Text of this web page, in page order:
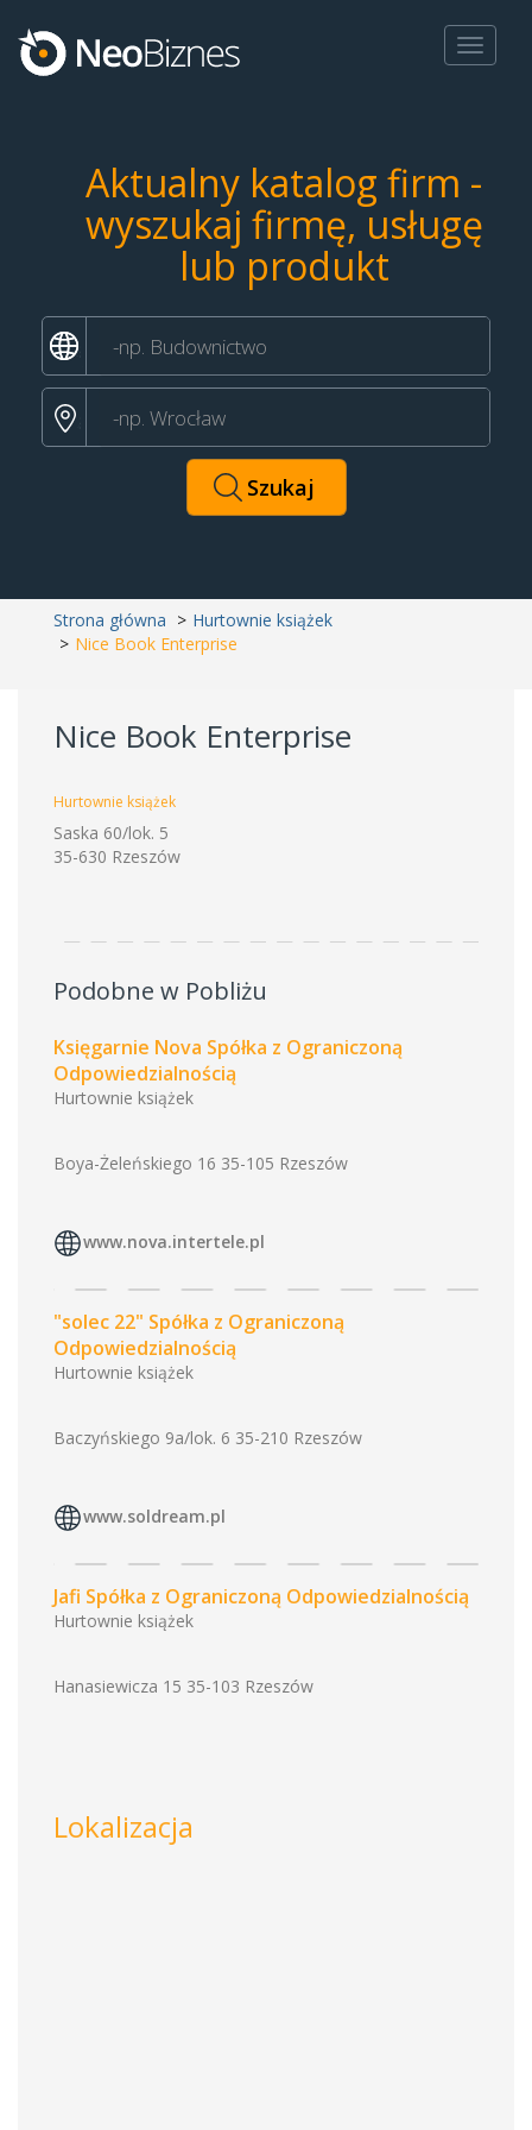
Toggle
Aktualny katalog firm -
wyszukaj firmę, usługę
lub produkt
Strona główna
Hurtownie książek
Nice Book Enterprise
Nice Book Enterprise
Hurtownie książek
Saska 60/lok. 5
35-630 Rzeszów
Podobne w Pobliżu
Księgarnie Nova Spółka z Ograniczoną
Odpowiedzialnością
Hurtownie książek
Boya-Żeleńskiego 16 35-105 Rzeszów
www.nova.intertele.pl
"solec 22" Spółka z Ograniczoną
Odpowiedzialnością
Hurtownie książek
Baczyńskiego 9a/lok. 6 35-210 Rzeszów
www.soldream.pl
Jafi Spółka z Ograniczoną Odpowiedzialnością
Hurtownie książek
Hanasiewicza 15 35-103 Rzeszów
Lokalizacja